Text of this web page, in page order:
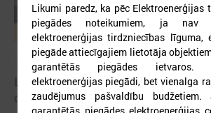
2026. gada 15. jūlijs
LPS: Interaktīvā karte vienkopus
detalizētu informāciju par skolu
Likumi paredz, ka pēc Elektroenerģijas
piegādes noteikumiem, ja nav
elektroenerģijas tirdzniecības līguma,
piegāde attiecīgajiem lietotāja
garantētās piegādes ietvaros.
elektroenerģijas piegādi, bet vienalga
zaudējumus pašvaldību